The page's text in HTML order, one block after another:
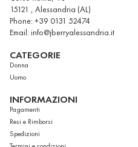
15121 , Alessandria (AL)
Phone: +39 0131 52474
Email: info@jberryalessandria.it
CATEGORIE
Donna
Uomo
INFORMAZIONI
Pagamenti
Resi e Rimborsi
Spedizioni